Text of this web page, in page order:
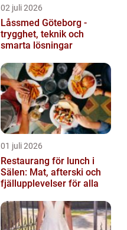
02 juli 2026
Låssmed Göteborg -
trygghet, teknik och
smarta lösningar
01 juli 2026
Restaurang för lunch i
Sälen: Mat, afterski och
fjällupplevelser för alla